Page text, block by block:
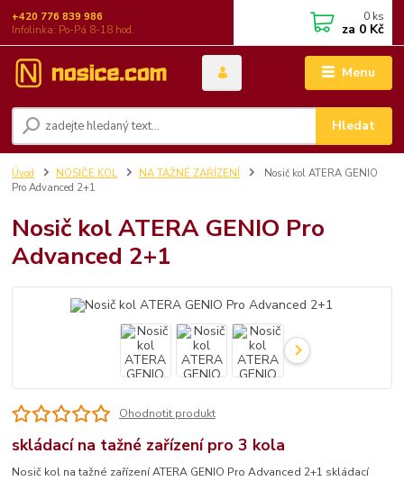
Menu
Hledat
+420 776 839 986
Infolinka: Po-Pá 8-18 hod.
0 ks
za 0 Kč
Úvod NOSIČE KOL NA TAŽNÉ ZAŘÍZENÍ
Nosič kol ATERA GENIO
Pro Advanced 2+1
Nosič kol ATERA GENIO Pro
Advanced 2+1
Ohodnotit produkt
skládací na tažné zařízení pro 3 kola
Nosič kol na tažné zařízení ATERA GENIO Pro Advanced 2+1 skládací